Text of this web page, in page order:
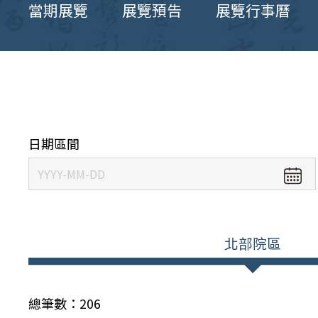
當期展覽 展覽預告 展覽行事曆
日期區間
北部院區
總筆數： 206